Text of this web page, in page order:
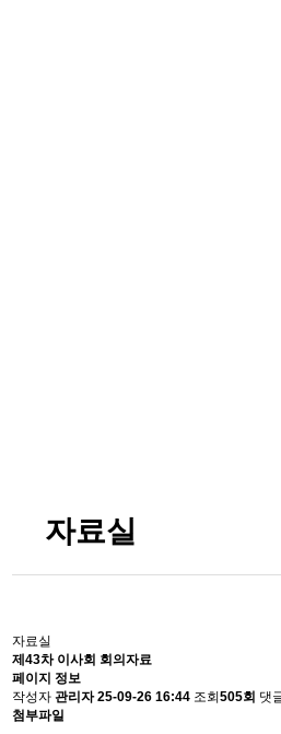
자료실
자료실
제43차 이사회 회의자료
페이지 정보
작성자 관리자 25-09-26 16:44 조회 505회 댓
첨부파일